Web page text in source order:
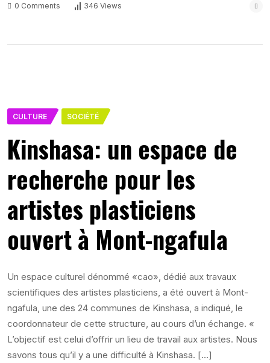
0 Comments
346 Views
CULTURE SOCIÉTÉ
Kinshasa: un espace de
recherche pour les
artistes plasticiens
ouvert à Mont-ngafula
Un espace culturel dénommé «cao», dédié aux travaux
scientifiques des artistes plasticiens, a été ouvert à Mont-
ngafula, une des 24 communes de Kinshasa, a indiqué, le
coordonnateur de cette structure, au cours d’un échange. «
L’objectif est celui d’offrir un lieu de travail aux artistes. Nous
savons tous qu’il y a une difficulté à Kinshasa. […]